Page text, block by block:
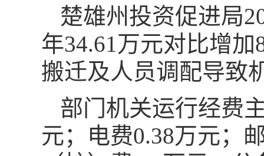
楚雄州投资促进局
年34.61万元对比增
搬迁及人员调配导致
部门机关运行经费
元；电费0.38万元；